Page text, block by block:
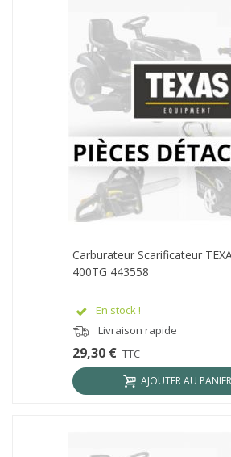
Carburateur Scarificateur
400TG 443558
En stock !
Livraison rapide
29,30 € TTC
AJOUTER AU PANIER